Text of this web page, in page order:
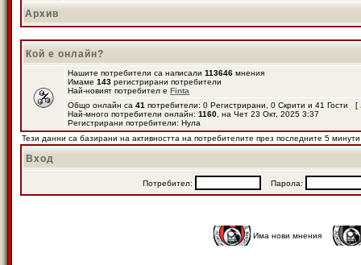
Архив
Кой е онлайн?
Нашите потребители са написали 113646 мнения
Имаме 143 регистрирани потребители
Най-новият потребител е Finta
Общо онлайн са 41 потребители: 0 Регистрирани, 0 Скрити и 41 Гости [
Най-много потребители онлайн: 1160 , на Чет 23 Окт, 2025 3:37
Регистрирани потребители: Нула
Тези данни са базирани на активността на потребителите през последните 5 минути
Вход
Потребител: Парола:
Има нови мнения